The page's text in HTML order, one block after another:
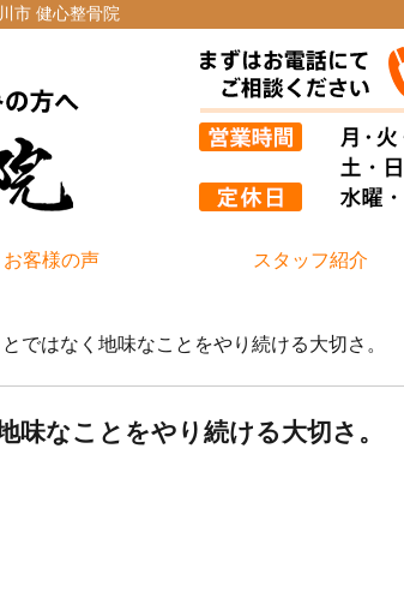
市 健心整骨院
お客様の声 スタッフ紹介
ではなく地味なことをやり続ける大切さ。
味なことをやり続ける大切さ。